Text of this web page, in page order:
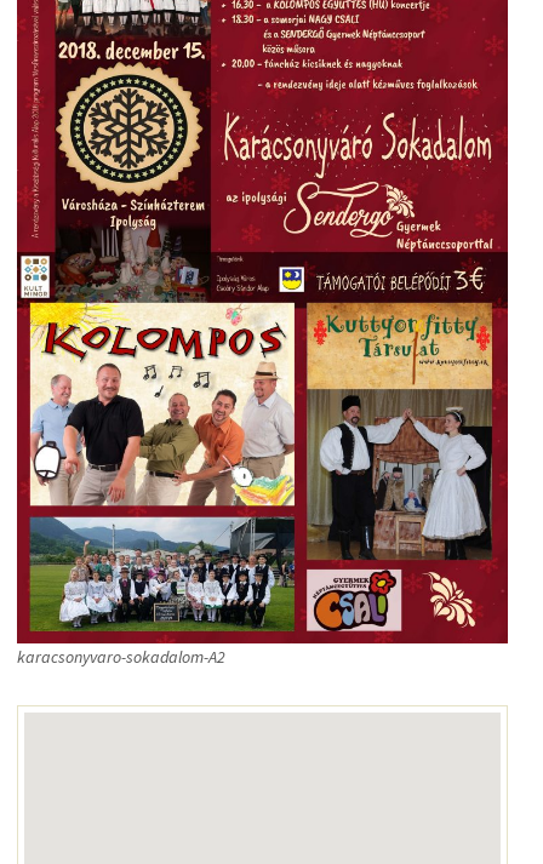
karacsonyvaro-sokadalom-A2